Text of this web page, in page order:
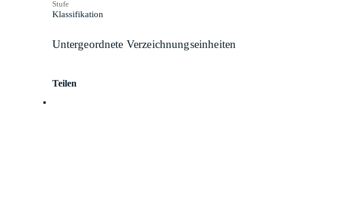
Stufe
Klassifikation
Untergeordnete Verzeichnungseinheiten
Teilen